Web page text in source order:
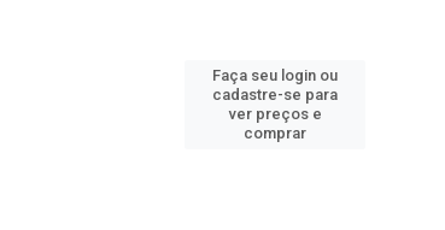
Faça seu login ou
cadastre-se para
ver preços e
comprar